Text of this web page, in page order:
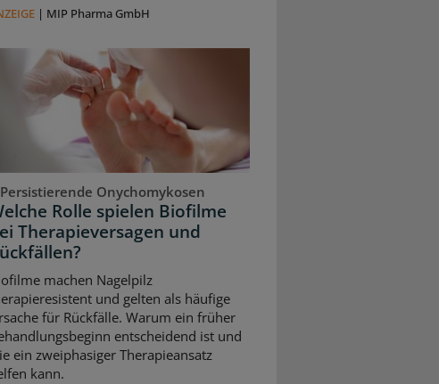
| MIP Pharma GmbH
Persistierende Onychomykosen
Rolle spielen Biofilme
Therapieversagen und
machen Nagelpilz
und gelten als häufige
für Rückfälle. Warum ein früher
entscheidend ist und
ein zweiphasiger Therapieansatz
kann.